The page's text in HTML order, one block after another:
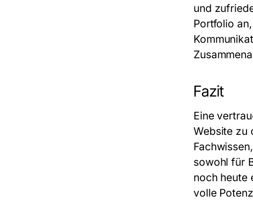
und
Portfolio
Fazit
Eine
Website zu
sowohl für
noch heute
volle